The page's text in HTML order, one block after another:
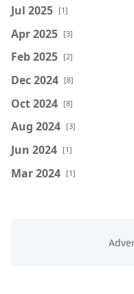
Jul 2025 [1]
Apr 2025 [3]
Feb 2025 [2]
Dec 2024 [8]
Oct 2024 [8]
Aug 2024 [3]
Jun 2024 [1]
Mar 2024 [1]